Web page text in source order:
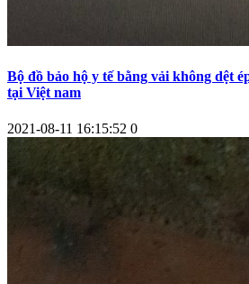
Bộ đồ bảo hộ y tế bằng vải không dệt
tại Việt nam
2021-08-11 16:15:52 0